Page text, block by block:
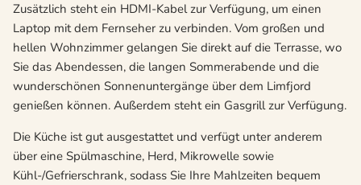
Zusätzlich steht ein HDMI-Kabel zur Verfügung, um einen
Laptop mit dem Fernseher zu verbinden. Vom großen und
hellen Wohnzimmer gelangen Sie direkt auf die Terrasse, wo
Sie das Abendessen, die langen Sommerabende und die
wunderschönen Sonnenuntergänge über dem Limfjord
genießen können. Außerdem steht ein Gasgrill zur Verfügung.
Die Küche ist gut ausgestattet und verfügt unter anderem
über eine Spülmaschine, Herd, Mikrowelle sowie
Kühl-/Gefrierschrank, sodass Sie Ihre Mahlzeiten bequem